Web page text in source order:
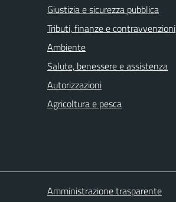
Giustizia e sicurezza pubblica
Tributi, finanze e contravvenzioni
Ambiente
Salute, benessere e assistenza
Autorizzazioni
Agricoltura e pesca
Amministrazione trasparente